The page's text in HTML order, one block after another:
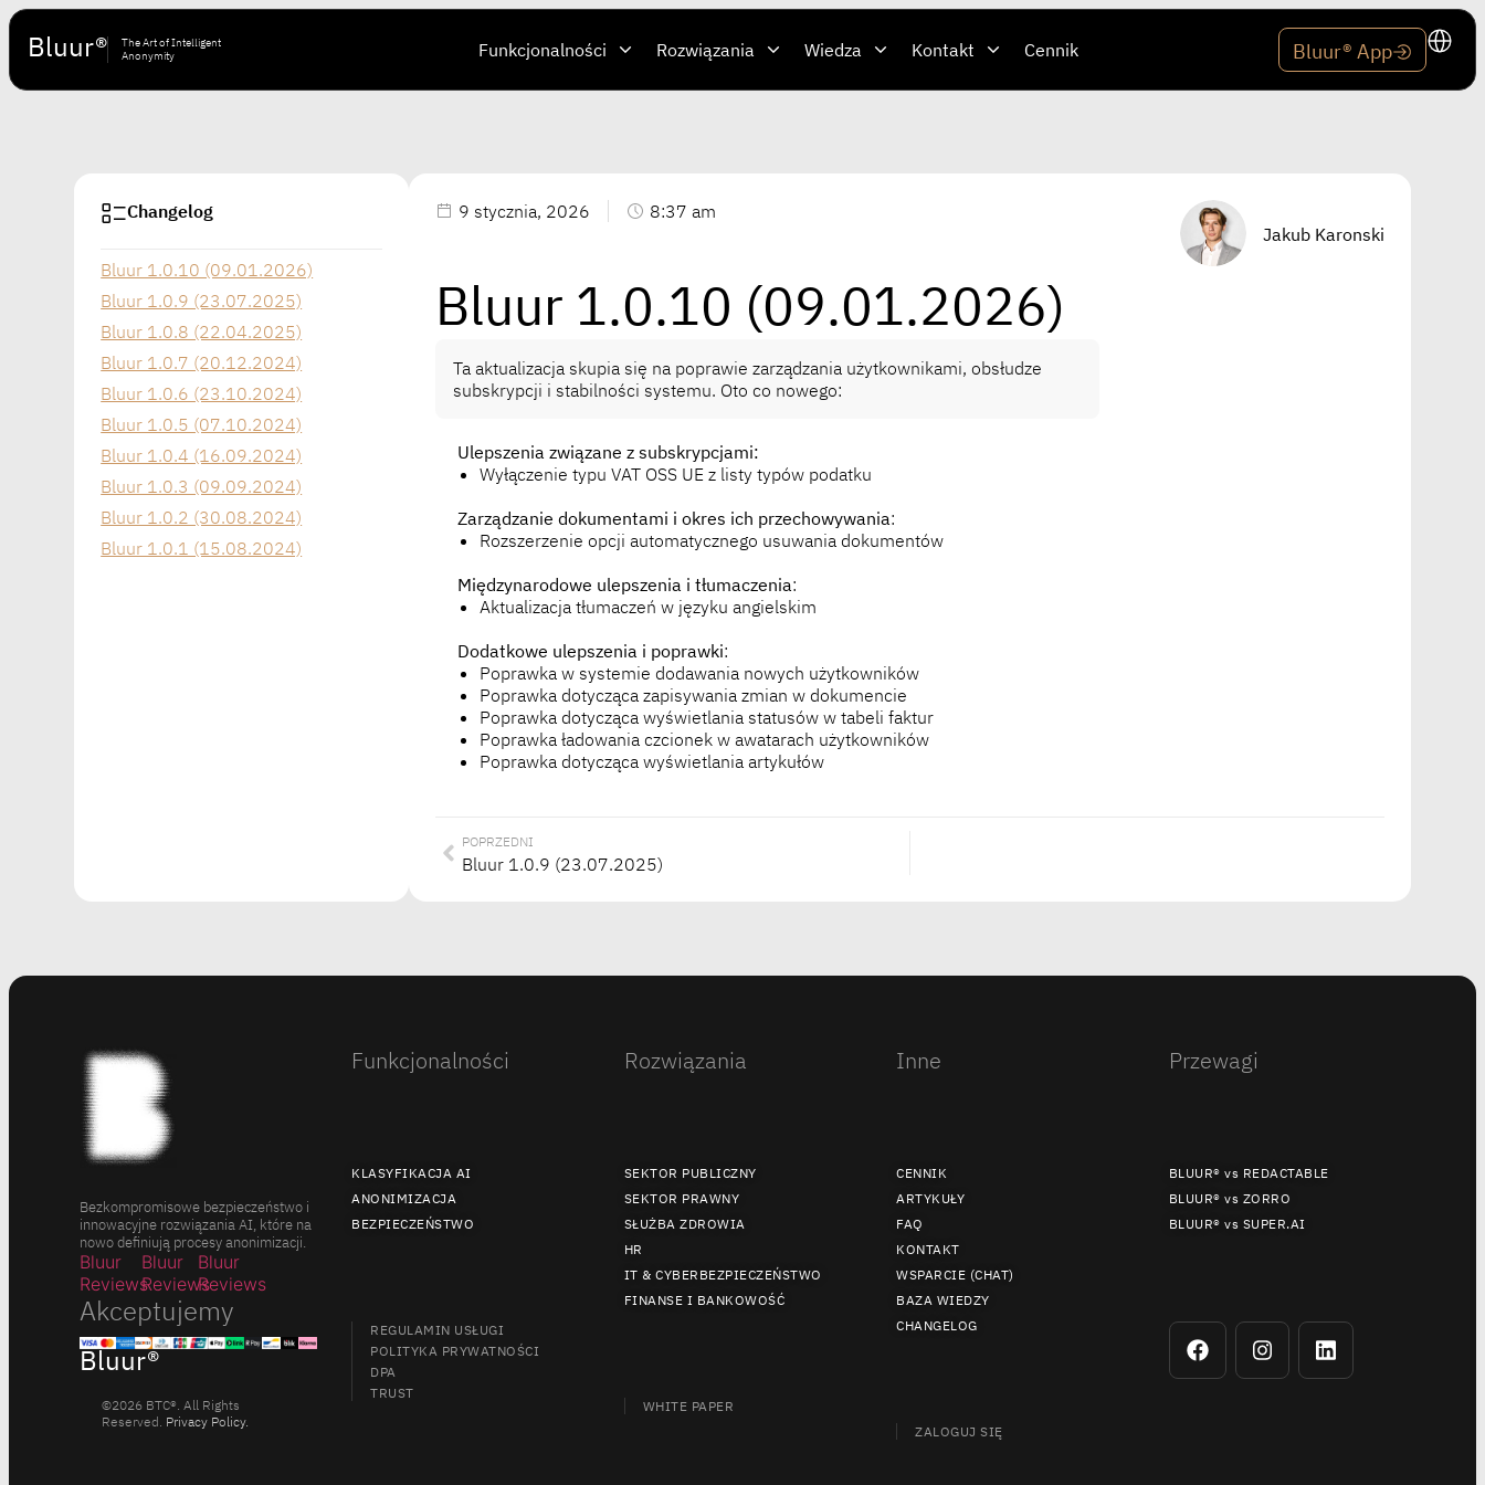
Bluur®
The Art of Intelligent
Anonymity
Funkcjonalności Rozwiązania Wiedza Kontakt Cennik Bluur® App
Changelog
Bluur 1.0.10 (09.01.2026)
Bluur 1.0.9 (23.07.2025)
Bluur 1.0.8 (22.04.2025)
Bluur 1.0.7 (20.12.2024)
Bluur 1.0.6 (23.10.2024)
Bluur 1.0.5 (07.10.2024)
Bluur 1.0.4 (16.09.2024)
Bluur 1.0.3 (09.09.2024)
Bluur 1.0.2 (30.08.2024)
Bluur 1.0.1 (15.08.2024)
9 stycznia, 2026
8:37 am
Jakub Karonski
Bluur 1.0.10 (09.01.2026)
Ta aktualizacja skupia się na poprawie zarządzania użytkownikami, obsłudze
subskrypcji i stabilności systemu. Oto co nowego:
Ulepszenia związane z subskrypcjami:
Wyłączenie typu VAT OSS UE z listy typów podatku
Zarządzanie dokumentami i okres ich przechowywania:
Rozszerzenie opcji automatycznego usuwania dokumentów
Międzynarodowe ulepszenia i tłumaczenia:
Aktualizacja tłumaczeń w języku angielskim
Dodatkowe ulepszenia i poprawki:
Poprawka w systemie dodawania nowych użytkowników
Poprawka dotycząca zapisywania zmian w dokumencie
Poprawka dotycząca wyświetlania statusów w tabeli faktur
Poprawka ładowania czcionek w awatarach użytkowników
Poprawka dotycząca wyświetlania artykułów
POPRZEDNI
Bluur 1.0.9 (23.07.2025)
Bezkompromisowe bezpieczeństwo i
innowacyjne rozwiązania AI, które na
nowo definiują procesy anonimizacji.
Bluur
Reviews
Bluur
Reviews
Bluur
Reviews
Akceptujemy
Bluur®
©2026 BTC®. All Rights
Reserved. Privacy Policy.
Funkcjonalności
KLASYFIKACJA AI
ANONIMIZACJA
BEZPIECZEŃSTWO
REGULAMIN USŁUGI
POLITYKA PRYWATNOŚCI
DPA
TRUST
Rozwiązania
SEKTOR PUBLICZNY
SEKTOR PRAWNY
SŁUŻBA ZDROWIA
HR
IT & CYBERBEZPIECZEŃSTWO
FINANSE I BANKOWOŚĆ
WHITE PAPER
Inne
CENNIK
ARTYKUŁY
FAQ
KONTAKT
WSPARCIE (CHAT)
BAZA WIEDZY
CHANGELOG
ZALOGUJ SIĘ
Przewagi
BLUUR® vs REDACTABLE
BLUUR® vs ZORRO
BLUUR® vs SUPER.AI